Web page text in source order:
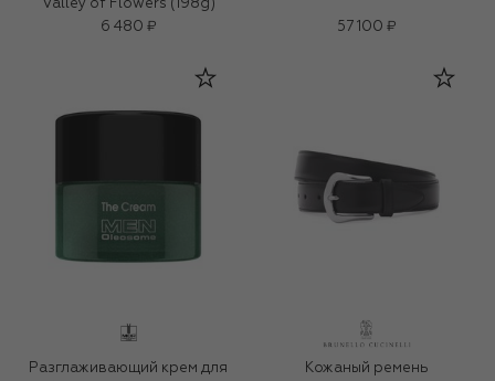
Valley of Flowers (198g)
6 480 ₽
57 100 ₽
Разглаживающий крем для
Кожаный ремень